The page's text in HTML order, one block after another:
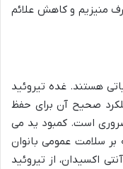
منیزیم و کاهش علائم
هستند. غده تیروئید
صحیح آن برای حفظ
است. کمبود ید می
سلامت عمومی بانوان
اکسیدان، از تیروئید